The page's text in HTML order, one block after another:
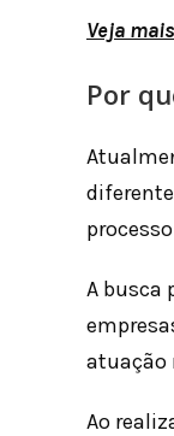
Veja
Por
A busca
atuação
Ao